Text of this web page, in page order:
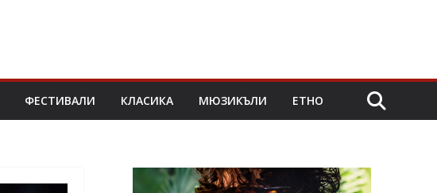
ФЕСТИВАЛИ КЛАСИКА МЮЗИКЪЛИ ЕТНО